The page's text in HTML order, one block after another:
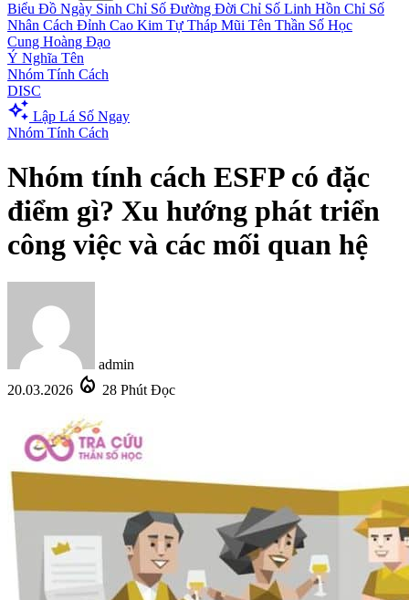
Biểu Đồ Ngày Sinh Chỉ Số Đường Đời Chỉ Số Linh Hồn Chỉ Số
Nhân Cách Đỉnh Cao Kim Tự Tháp Mũi Tên Thần Số Học
Cung Hoàng Đạo
Ý Nghĩa Tên
Nhóm Tính Cách
DISC
auto_awesome Lập Lá Số Ngay
Nhóm Tính Cách
Nhóm tính cách ESFP có đặc
điểm gì? Xu hướng phát triển
công việc và các mối quan hệ
admin
20.03.2026 local_fire_department 28 Phút Đọc